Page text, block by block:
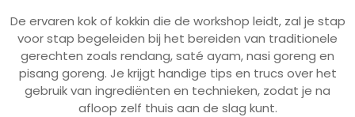
De ervaren kok of kokkin die de workshop leidt, zal je stap
voor stap begeleiden bij het bereiden van traditionele
gerechten zoals rendang, saté ayam, nasi goreng en
pisang goreng. Je krijgt handige tips en trucs over het
gebruik van ingrediënten en technieken, zodat je na
afloop zelf thuis aan de slag kunt.